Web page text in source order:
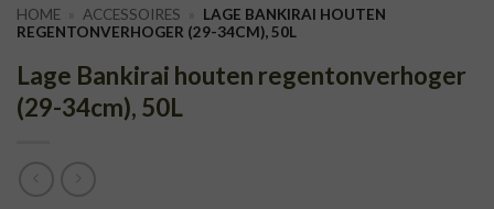
HOME » ACCESSOIRES » LAGE BANKIRAI HOUTEN
REGENTONVERHOGER (29-34CM), 50L
Lage Bankirai houten regentonverhoger
(29-34cm), 50L